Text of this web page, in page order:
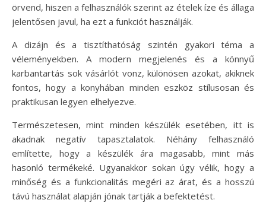
örvend, hiszen a felhasználók szerint az ételek íze és állaga
jelentősen javul, ha ezt a funkciót használják.
A dizájn és a tisztíthatóság szintén gyakori téma a
véleményekben. A modern megjelenés és a könnyű
karbantartás sok vásárlót vonz, különösen azokat, akiknek
fontos, hogy a konyhában minden eszköz stílusosan és
praktikusan legyen elhelyezve.
Természetesen, mint minden készülék esetében, itt is
akadnak negatív tapasztalatok. Néhány felhasználó
említette, hogy a készülék ára magasabb, mint más
hasonló termékeké. Ugyanakkor sokan úgy vélik, hogy a
minőség és a funkcionalitás megéri az árat, és a hosszú
távú használat alapján jónak tartják a befektetést.